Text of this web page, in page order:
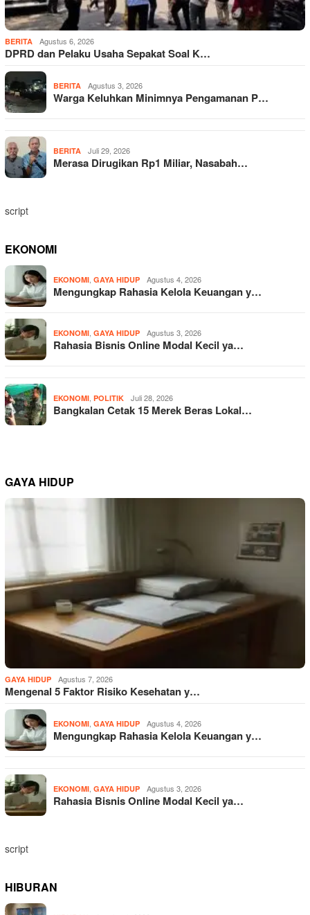
BERITA Agustus 6, 2026
DPRD dan Pelaku Usaha Sepakat Soal K…
BERITA Agustus 3, 2026
Warga Keluhkan Minimnya Pengamanan P…
BERITA Juli 29, 2026
Merasa Dirugikan Rp1 Miliar, Nasabah…
script
EKONOMI
EKONOMI GAYA HIDUP Agustus 4, 2026
Mengungkap Rahasia Kelola Keuangan y…
EKONOMI GAYA HIDUP Agustus 3, 2026
Rahasia Bisnis Online Modal Kecil ya…
EKONOMI POLITIK Juli 28, 2026
Bangkalan Cetak 15 Merek Beras Lokal…
GAYA HIDUP
GAYA HIDUP Agustus 7, 2026
Mengenal 5 Faktor Risiko Kesehatan y…
EKONOMI GAYA HIDUP Agustus 4, 2026
Mengungkap Rahasia Kelola Keuangan y…
EKONOMI GAYA HIDUP Agustus 3, 2026
Rahasia Bisnis Online Modal Kecil ya…
script
HIBURAN